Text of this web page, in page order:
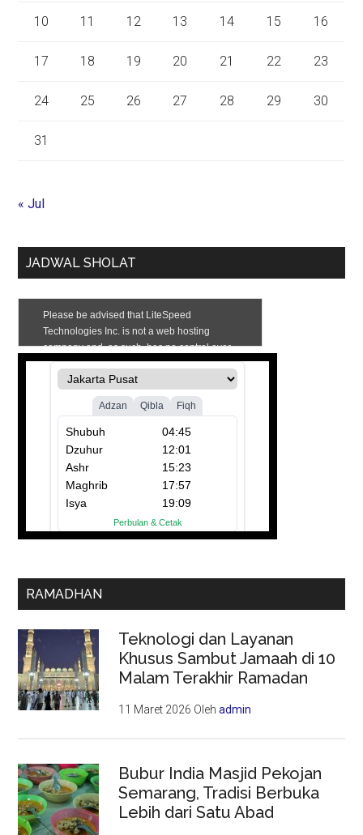
10 11 12 13 14 15 16
17 18 19 20 21 22 23
24 25 26 27 28 29 30
31
« Jul
JADWAL SHOLAT
RAMADHAN
Teknologi dan Layanan
Khusus Sambut Jamaah di 10
Malam Terakhir Ramadan
11 Maret 2026 Olehadmin
Bubur India Masjid Pekojan
Semarang, Tradisi Berbuka
Lebih dari Satu Abad